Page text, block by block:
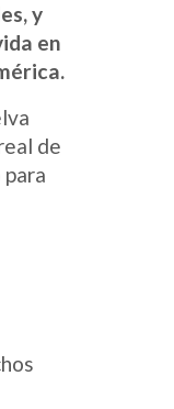
y
en
de